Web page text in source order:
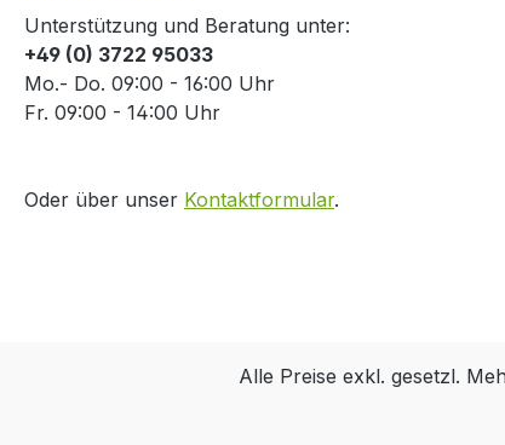
Unterstützung und Beratung unter:
+49 (0) 3722 95033
Mo.- Do. 09:00 - 16:00 Uhr
Fr. 09:00 - 14:00 Uhr
Oder über unser Kontaktformular.
Alle Preise exkl. gesetzl.